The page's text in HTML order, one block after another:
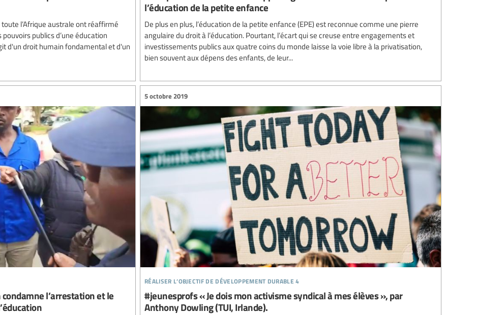
toute l’Afrique australe ont réaffirmé
publics d’une éducation
d'un droit humain fondamental et d'un
l’éducation de la petite enfance
De plus en plus, l’éducation de la petite enfance (EPE) est reconnue comme une pierre
angulaire du droit à l’éducation. Pourtant, l’écart qui se creuse entre engagements et
investissements publics aux quatre coins du monde laisse la voie libre à la privatisation,
bien souvent aux dépens des enfants, de leur...
l’arrestation et le
réaliser l’objectif de développement durable 4
5 octobre 2019
#jeunesprofs « Je dois mon activisme syndical à mes élèves », par
Anthony Dowling (TUI, Irlande).